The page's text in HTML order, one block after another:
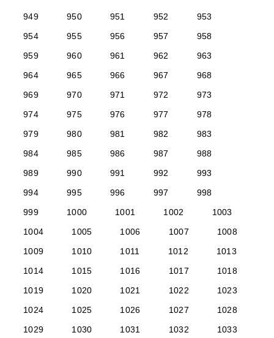
949
950 951 952
953
954
955 956 957
958
959
960 961 962
963
964
965 966 967
968
969
970 971 972
973
974
975 976 977
978
979
980 981 982
983
984
985 986 987
988
989
990 991 992
993
994
995 996 997
998
999
1000 1001 1002
1003
1004
1005 1006 1007
1008
1009
1010 1011 1012
1013
1014
1015 1016 1017
1018
1019
1020 1021 1022
1023
1024
1025 1026 1027
1028
1029
1030 1031 1032
1033